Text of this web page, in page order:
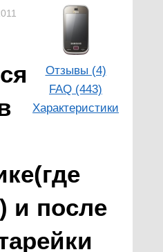
Отзывы (4)
FAQ (443)
Характеристики
и после